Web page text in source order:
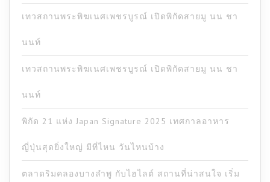
เทวสถานพระพิฆเนศเพชรบูรณ์ เปิดพิกัดสายมู นน ชา
นนท์
เทวสถานพระพิฆเนศเพชรบูรณ์ เปิดพิกัดสายมู นน ชา
นนท์
พิกัด 21 แห่ง Japan Signature 2025 เทศกาลอาหาร
ญี่ปุ่นสุดยิ่งใหญ่ มีที่ไหน วันไหนบ้าง
ตลาดริมคลองบางลำพู กับไฮไลต์ สถานที่น่าสนใจ เริ่ม